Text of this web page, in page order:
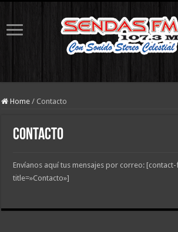
Home / Contacto
Contacto
Envíanos aquí tus mensajes por correo:
title=»Contacto»]